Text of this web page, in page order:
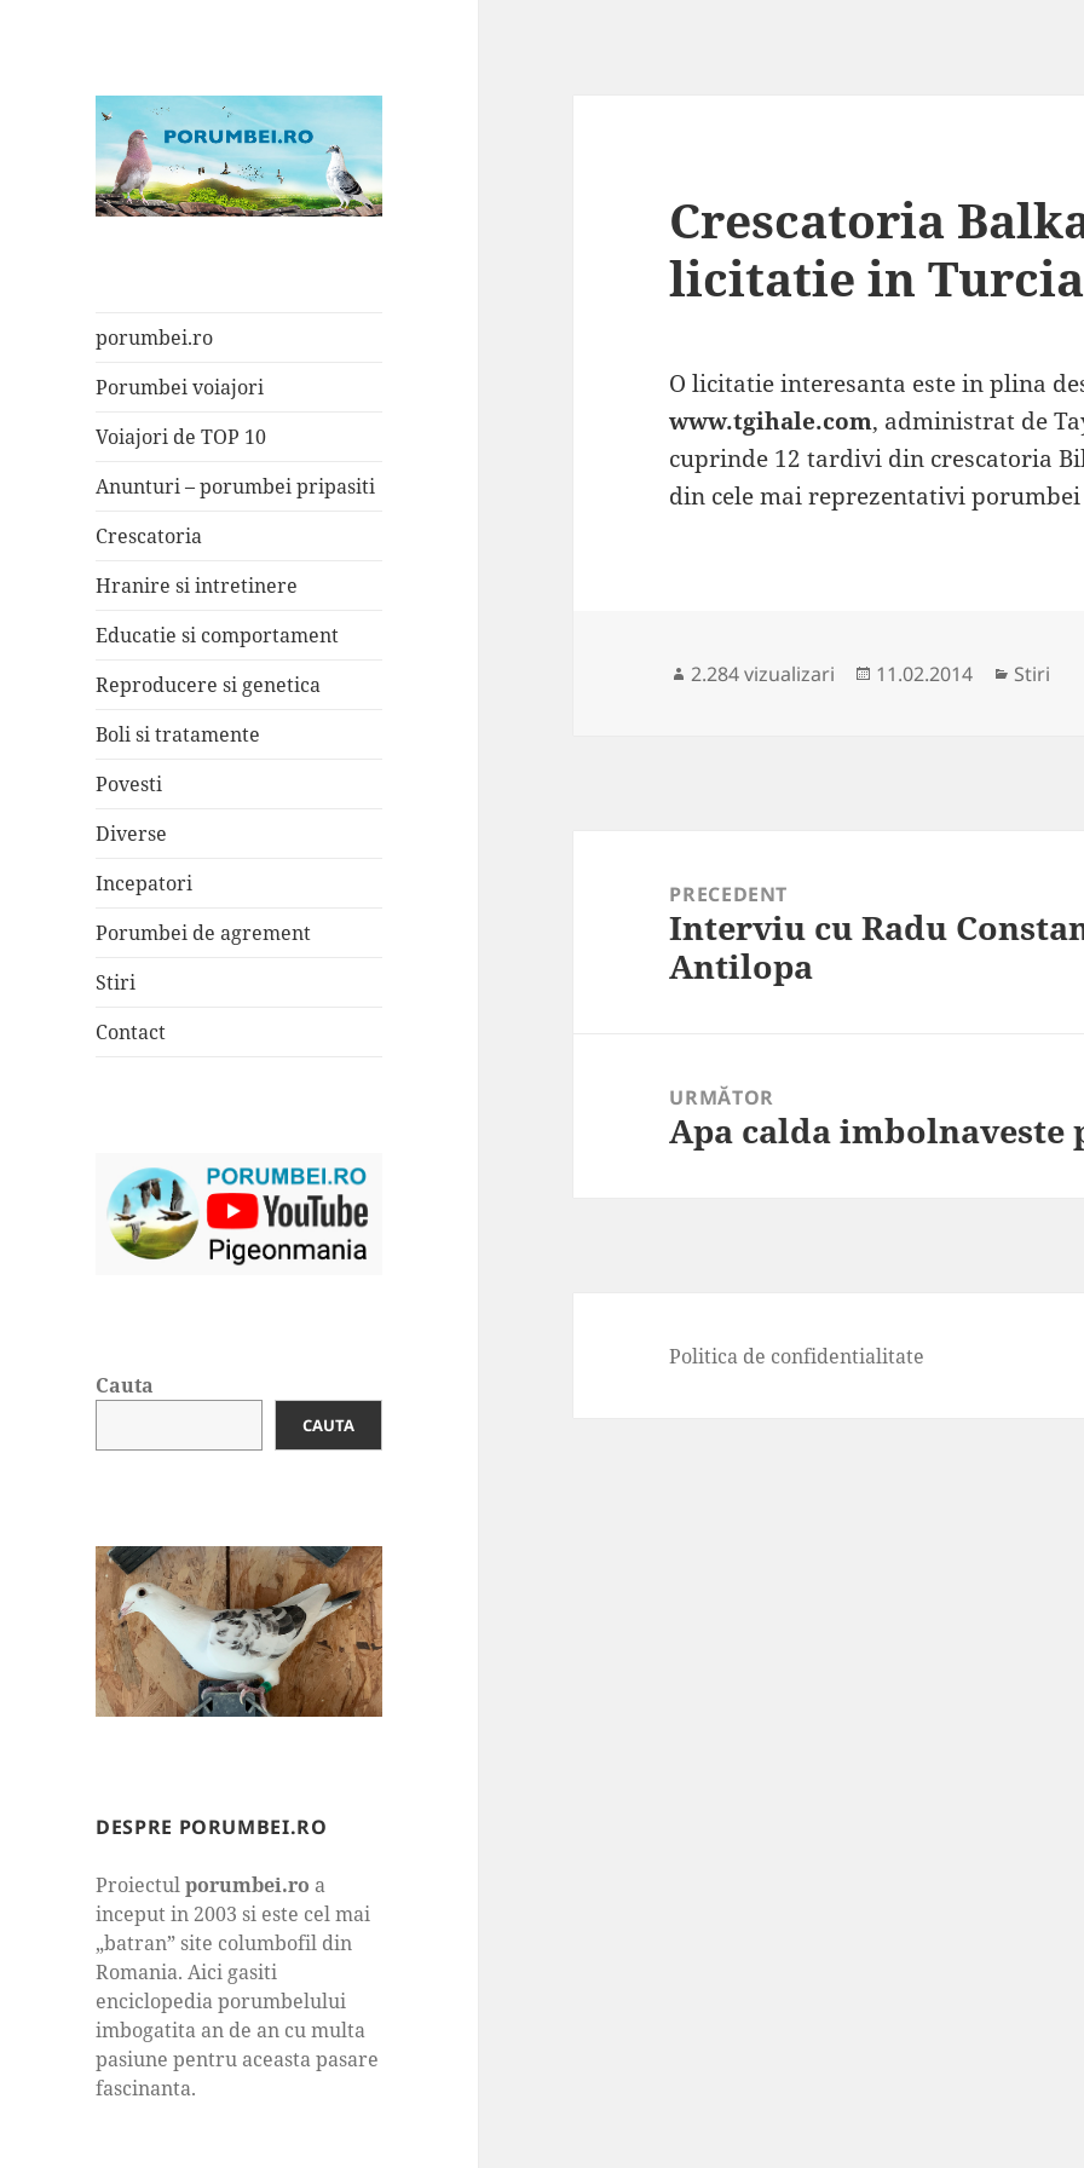
porumbei.ro
Porumbei voiajori
Voiajori de TOP 10
Anunturi – porumbei pripasiti
Crescatoria
Hranire si intretinere
Educatie si comportament
Reproducere si genetica
Boli si tratamente
Povesti
Diverse
Incepatori
Porumbei de agrement
Stiri
Contact
Cauta
CAUTA
DESPRE PORUMBEI.RO
Proiectulporumbei.ro a
inceput in 2003 si este cel mai
„batran” site columbofil din
Romania. Aici gasiti
enciclopedia porumbelului
imbogatita an de an cu multa
pasiune pentru aceasta pasare
fascinanta.
Crescatoria
licitatie in Turcia
O licitatie interesanta este in plina
www.tgihale.com, administrat de
cuprinde 12 tardivi din crescatoria
din cele mai reprezentativi
2.284 vizualizari
Publicat
11.02.2014 Categorii
Stiri
PRECEDENT
Articolul
anterior:
Interviu cu Radu
Antilopa
URMĂTOR
Articolul
Apa calda imbolnaveste
Politica de confidentialitate